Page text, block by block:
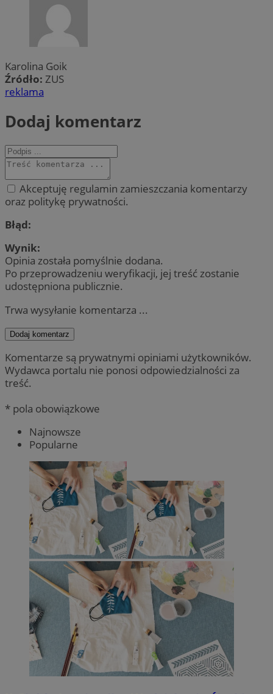
Karolina Goik
Źródło: ZUS
reklama
Dodaj komentarz
Akceptuję regulamin zamieszczania komentarzy
oraz politykę prywatności.
Błąd:
Wynik:
Opinia została pomyślnie dodana.
Po przeprowadzeniu weryfikacji, jej treść zostanie
udostępniona publicznie.
Trwa wysyłanie komentarza ...
Dodaj komentarz
Komentarze są prywatnymi opiniami użytkowników.
Wydawca portalu nie ponosi odpowiedzialności za
treść.
* pola obowiązkowe
Najnowsze
Popularne